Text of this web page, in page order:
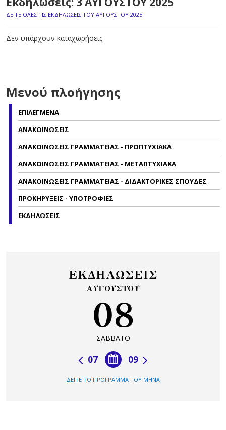
ΔΕΙΤΕ ΟΛΕΣ ΤΙΣ ΕΚΔΗΛΩΣΕΙΣ ΤΟΥ ΑΥΓΟΥΣΤΟΥ 2025
Δεν υπάρχουν καταχωρήσεις
Μενού πλοήγησης
ΕΠΙΛΕΓΜΕΝΑ
ΑΝΑΚΟΙΝΩΣΕΙΣ
ΑΝΑΚΟΙΝΩΣΕΙΣ ΓΡΑΜΜΑΤΕΙΑΣ - ΠΡΟΠΤΥΧΙΑΚΑ
ΑΝΑΚΟΙΝΩΣΕΙΣ ΓΡΑΜΜΑΤΕΙΑΣ - ΜΕΤΑΠΤΥΧΙΑΚΑ
ΑΝΑΚΟΙΝΩΣΕΙΣ ΓΡΑΜΜΑΤΕΙΑΣ - ΔΙΔΑΚΤΟΡΙΚΕΣ ΣΠΟΥΔΕΣ
ΠΡΟΚΗΡΥΞΕΙΣ - ΥΠΟΤΡΟΦΙΕΣ
ΕΚΔΗΛΩΣΕΙΣ
ΕΚΔΗΛΩΣΕΙΣ
ΑΥΓΟΥΣΤΟΥ
08
ΣΑΒΒΑΤΟ
09
07
ΔΕΙΤΕ ΤΟ ΠΡΟΓΡΑΜΜΑ ΤΟΥ ΜΗΝΑ